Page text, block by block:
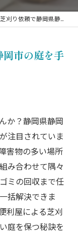
静岡県静岡市の庭を手間なく美しく保つ方法
市の庭を手
か？静岡県静岡
注目されていま
害物の多い場所
み合わせて隅々
ミの回収まで任
括解決できま
利屋による芝刈
庭を保つ秘訣を